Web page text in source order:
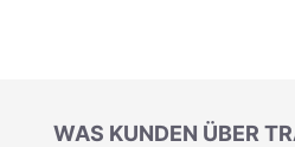
WAS KUNDEN ÜBER